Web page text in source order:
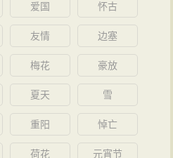
爱国 怀古
友情 边塞
梅花 豪放
夏天 雪
重阳 悼亡
荷花 元宵节